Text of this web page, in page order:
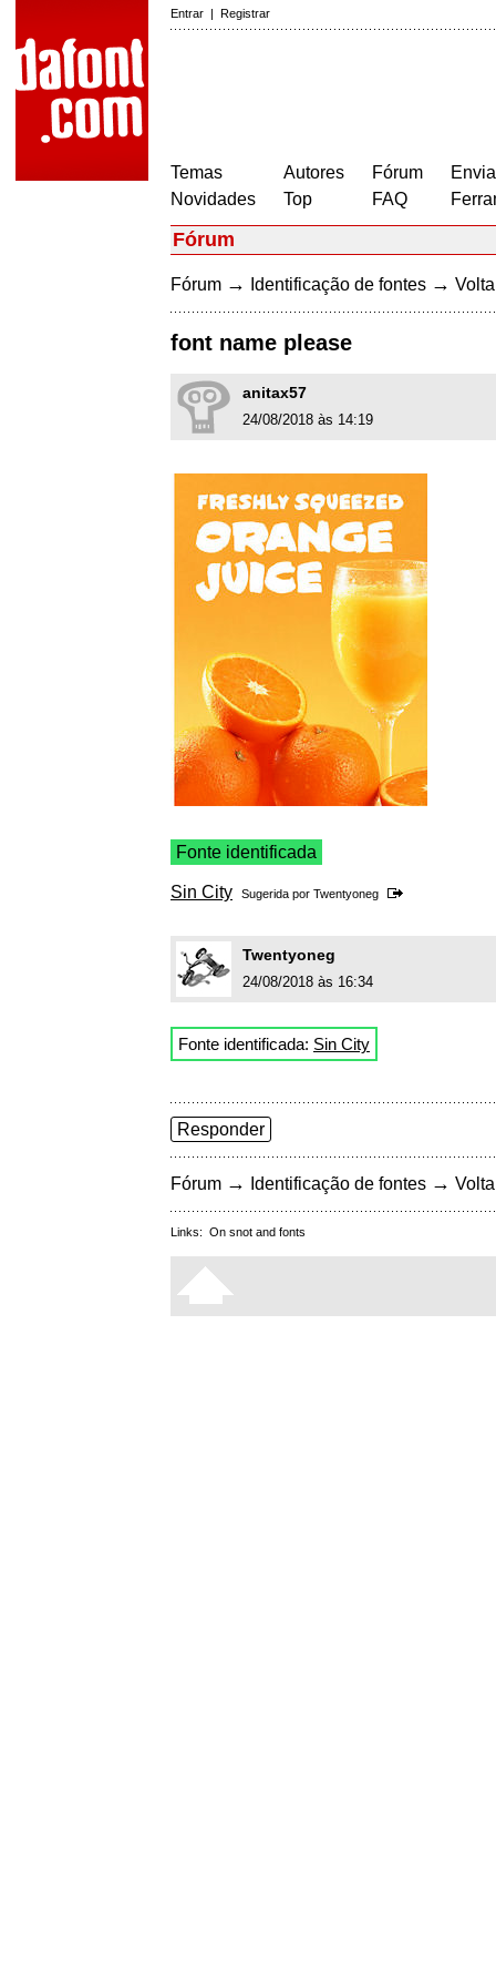
Entrar | Registrar
Temas
Novidades
Autores
Top
Fórum
FAQ
Fórum
Fórum → Identificação de fontes →
font name please
anitax57
24/08/2018 às 14:19
Fonte identificada
Sin City Sugerida por Twentyoneg
Twentyoneg
24/08/2018 às 16:34
Fonte identificada: Sin City
Responder
Fórum → Identificação de fontes →
Links: On snot and fonts